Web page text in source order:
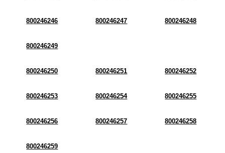
800246246 800246247 800246248
800246249
800246250 800246251 800246252
800246253 800246254 800246255
800246256 800246257 800246258
800246259